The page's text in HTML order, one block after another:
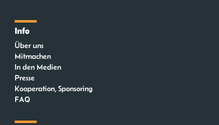
Info
Über uns
Mitmachen
In den Medien
Presse
Kooperation, Sponsoring
FAQ